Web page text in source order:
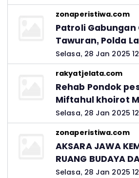
zonaperistiwa.com
Patroli Gabungan
Tawuran, Polda
Ingatkan Peran
Selasa, 28 Jan 2025
rakyatjelata.com
Rehab Pondok
Miftahul khoirot
Hutang Ke
Kadis PUPR
Jawab
Selasa, 28 Jan 2025
zonaperistiwa.com
AKSARA JAWA
RUANG BUDAYA
LELUHUR
Selasa, 28 Jan 2025